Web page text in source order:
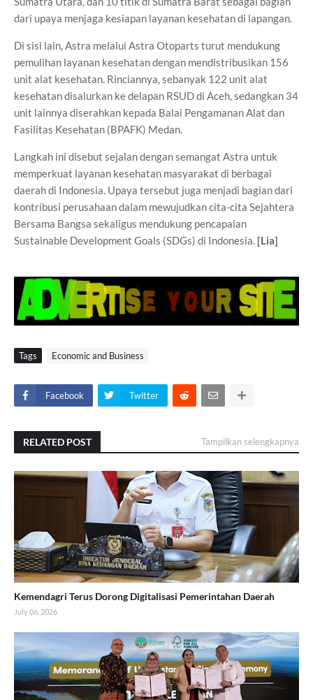
dari upaya menjaga kesiapan layanan kesehatan di lapangan.
Di sisi lain, Astra melalui Astra Otoparts turut mendukung
pemulihan layanan kesehatan dengan mendistribusikan 156
unit alat kesehatan. Rinciannya, sebanyak 122 unit alat
kesehatan disalurkan ke delapan RSUD di Aceh, sedangkan 34
unit lainnya diserahkan kepada Balai Pengamanan Alat dan
Fasilitas Kesehatan (BPAFK) Medan.
Langkah ini disebut sejalan dengan semangat Astra untuk
memperkuat layanan kesehatan masyarakat di berbagai
daerah di Indonesia. Upaya tersebut juga menjadi bagian dari
kontribusi perusahaan dalam mewujudkan cita-cita Sejahtera
Bersama Bangsa sekaligus mendukung pencapaian
Sustainable Development Goals (SDGs) di Indonesia. [Lia]
Tags Economic and Business
Facebook Twitter
RELATED POST Tampilkan selengkapnya
Kemendagri Terus Dorong Digitalisasi Pemerintahan Daerah
July 06, 2026